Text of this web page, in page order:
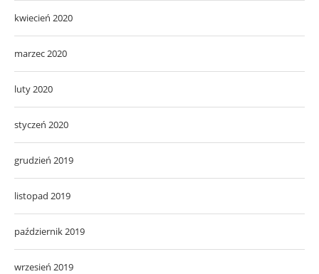
kwiecień 2020
marzec 2020
luty 2020
styczeń 2020
grudzień 2019
listopad 2019
październik 2019
wrzesień 2019